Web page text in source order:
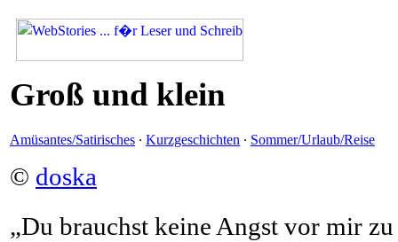
Groß und klein
Amüsantes/Satirisches · Kurzgeschichten · Sommer/Urlaub/Reise
© doska
„Du brauchst keine Angst vor mir